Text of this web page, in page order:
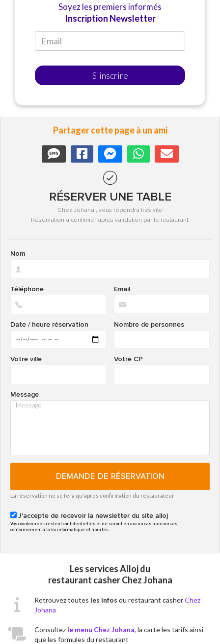
Soyez les premiers informés
Inscription Newsletter
S'inscrire
Partager cette page à un ami
RÉSERVER UNE TABLE
Chez Johana , vous répondra très vite
Réservation à confirmer après validation par le restaurant.
Nom
Email
Téléphone
Nombre de personnes
Date / heure réservation
Votre CP
Votre ville
Message
DEMANDE DE RÉSERVATION
La réservation ne se fera qu'après confirmation du restaurateur
J'accepte de recevoir la newsletter du site alloj
Vos coordonnées restent confidentielles et ne seront en aucun cas transmises,
conformément à la loi informatique et libertés.
Les services Alloj du
restaurant casher Chez Johana
Retrouvez toutes les infos du restaurant casherChez
Johana
Consultez le menu Chez Johana, la carte les tarifs ainsi
que les formules du restaurant